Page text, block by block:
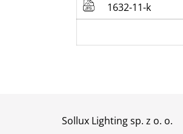
1632-11-k
Sollux Lighting sp. z o. o.